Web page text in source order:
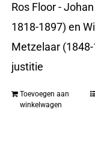
Ros Floor -
1818-1897) en
Metzelaar
justitie
Toevoegen aan
winkelwagen